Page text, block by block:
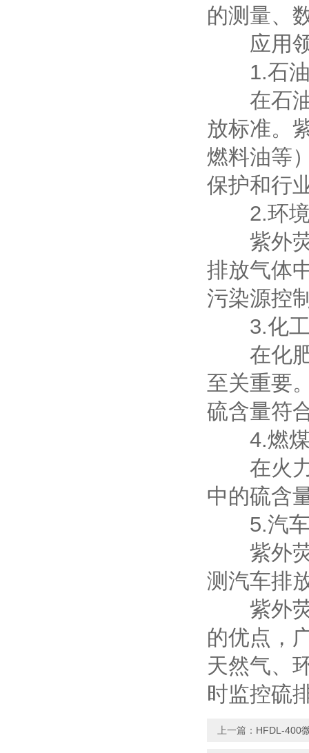
的测量、
应用
1.石油
在石油
放标准。
燃料油等
保护和行
2.环境
紫外荧
排放气体
污染源控
3.化工
在化肥
至关重要
硫含量符
4.燃煤
在火力
中的硫含
5.汽车
紫外荧
测汽车排
紫外荧
的优点，
天然气、
时监控硫
上一篇： HFDL-400